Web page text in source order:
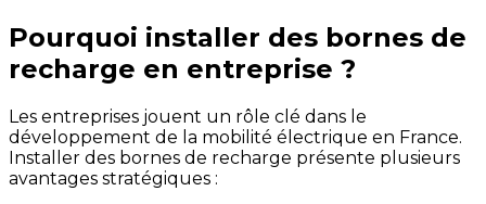
Pourquoi installer des bornes de
recharge en entreprise ?
Les entreprises jouent un rôle clé dans le
développement de la mobilité électrique en France.
Installer des bornes de recharge présente plusieurs
avantages stratégiques :